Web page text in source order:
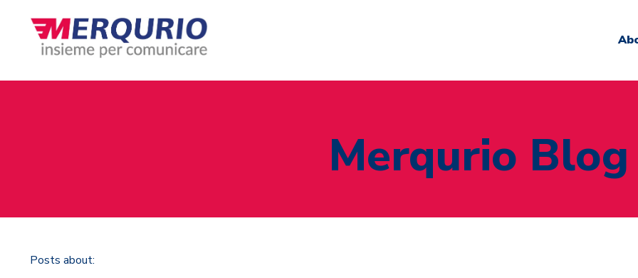
Merqurio Blog
Posts about: